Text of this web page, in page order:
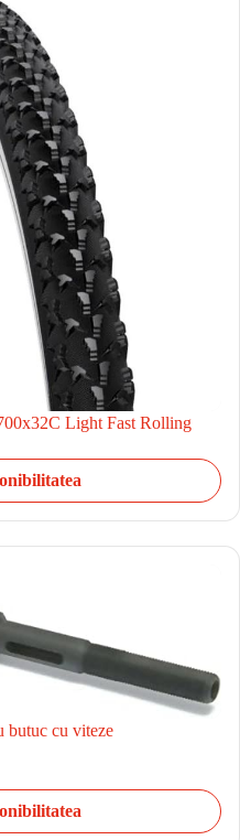
Light Fast Rolling
butuc cu viteze